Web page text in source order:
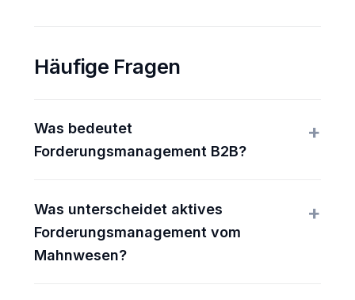
Häufige Fragen
Was bedeutet
Forderungsmanagement B2B?
Was unterscheidet aktives
Forderungsmanagement vom
Mahnwesen?